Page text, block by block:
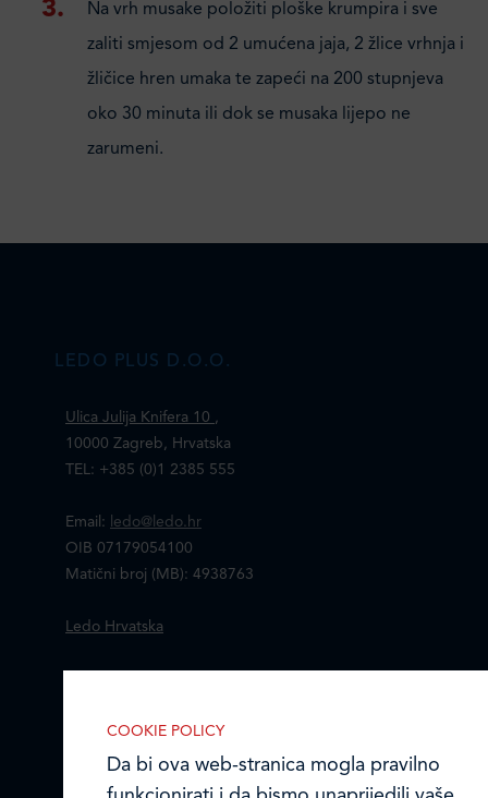
Na vrh musake položiti ploške krumpira i sve
zaliti smjesom od 2 umućena jaja, 2 žlice vrhnja i
žličice hren umaka te zapeći na 200 stupnjeva
oko 30 minuta ili dok se musaka lijepo ne
zarumeni.
LEDO PLUS D.O.O.
Ulica Julija Knifera 10 ,
10000 Zagreb, Hrvatska
TEL: +385 (0)1 2385 555
Email:
ledo@ledo.hr
OIB 07179054100
Matični broj (MB): 4938763
Ledo Hrvatska
Ledo u inozemstvu
Online formular
COOKIE POLICY
Da bi ova web-stranica mogla pravilno